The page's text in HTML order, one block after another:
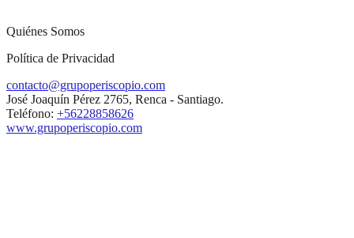
Quiénes Somos
Política de Privacidad
contacto@grupoperiscopio.com
José Joaquín Pérez 2765, Renca - Santiago.
Teléfono: +56228858626
www.grupoperiscopio.com